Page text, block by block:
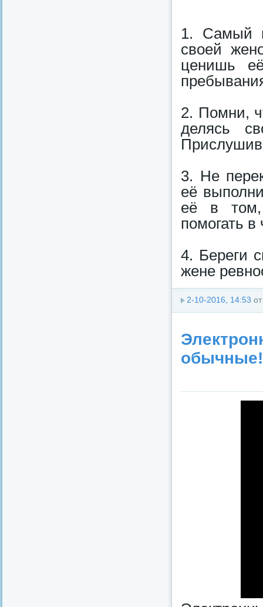
1. Самый
своей
ценишь
2. Помни,
делясь
3. Не
её
её в том,
помогать в
4. Береги
жене
2-10-2016, 14:53
обычные!